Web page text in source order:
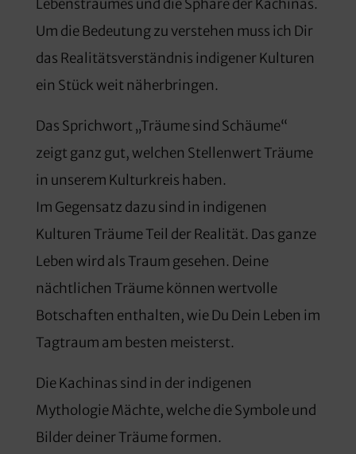
Lebenstraumes und die Sphäre der Kachinas.
Um die Bedeutung zu verstehen muss ich Dir
das Realitätsverständnis indigener Kulturen
ein Stück weit näherbringen.
Das Sprichwort „Träume sind Schäume“
zeigt ganz gut, welchen Stellenwert Träume
in unserem Kulturkreis haben.
Im Gegensatz dazu sind in indigenen
Kulturen Träume Teil der Realität. Das ganze
Leben wird als Traum gesehen. Deine
nächtlichen Träume können wertvolle
Botschaften enthalten, wie Du Dein Leben im
Tagtraum am besten meisterst.
Die Kachinas sind in der indigenen
Mythologie Mächte, welche die Symbole und
Bilder deiner Träume formen.